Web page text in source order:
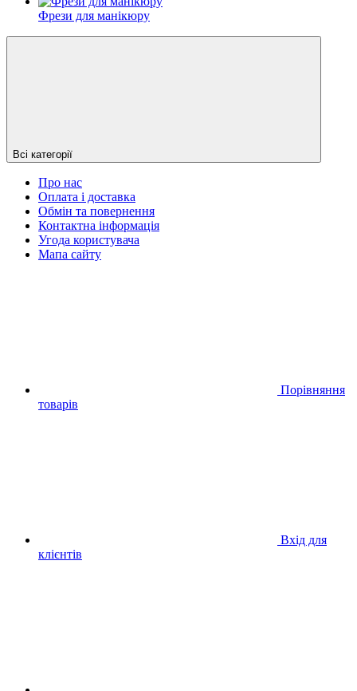
Фрези для манікюру
Всі категорії
Про нас
Оплата і доставка
Обмін та повернення
Контактна інформація
Угода користувача
Мапа сайту
Порівняння
товарів
Вхід для
клієнтів